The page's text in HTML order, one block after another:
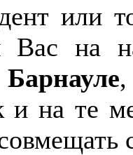
или
Вас на
и на те